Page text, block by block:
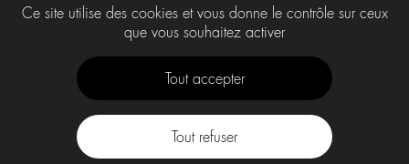
Ce site utilise des cookies et vous donne le contrôle sur ceux
que vous souhaitez activer
Tout accepter
Tout refuser